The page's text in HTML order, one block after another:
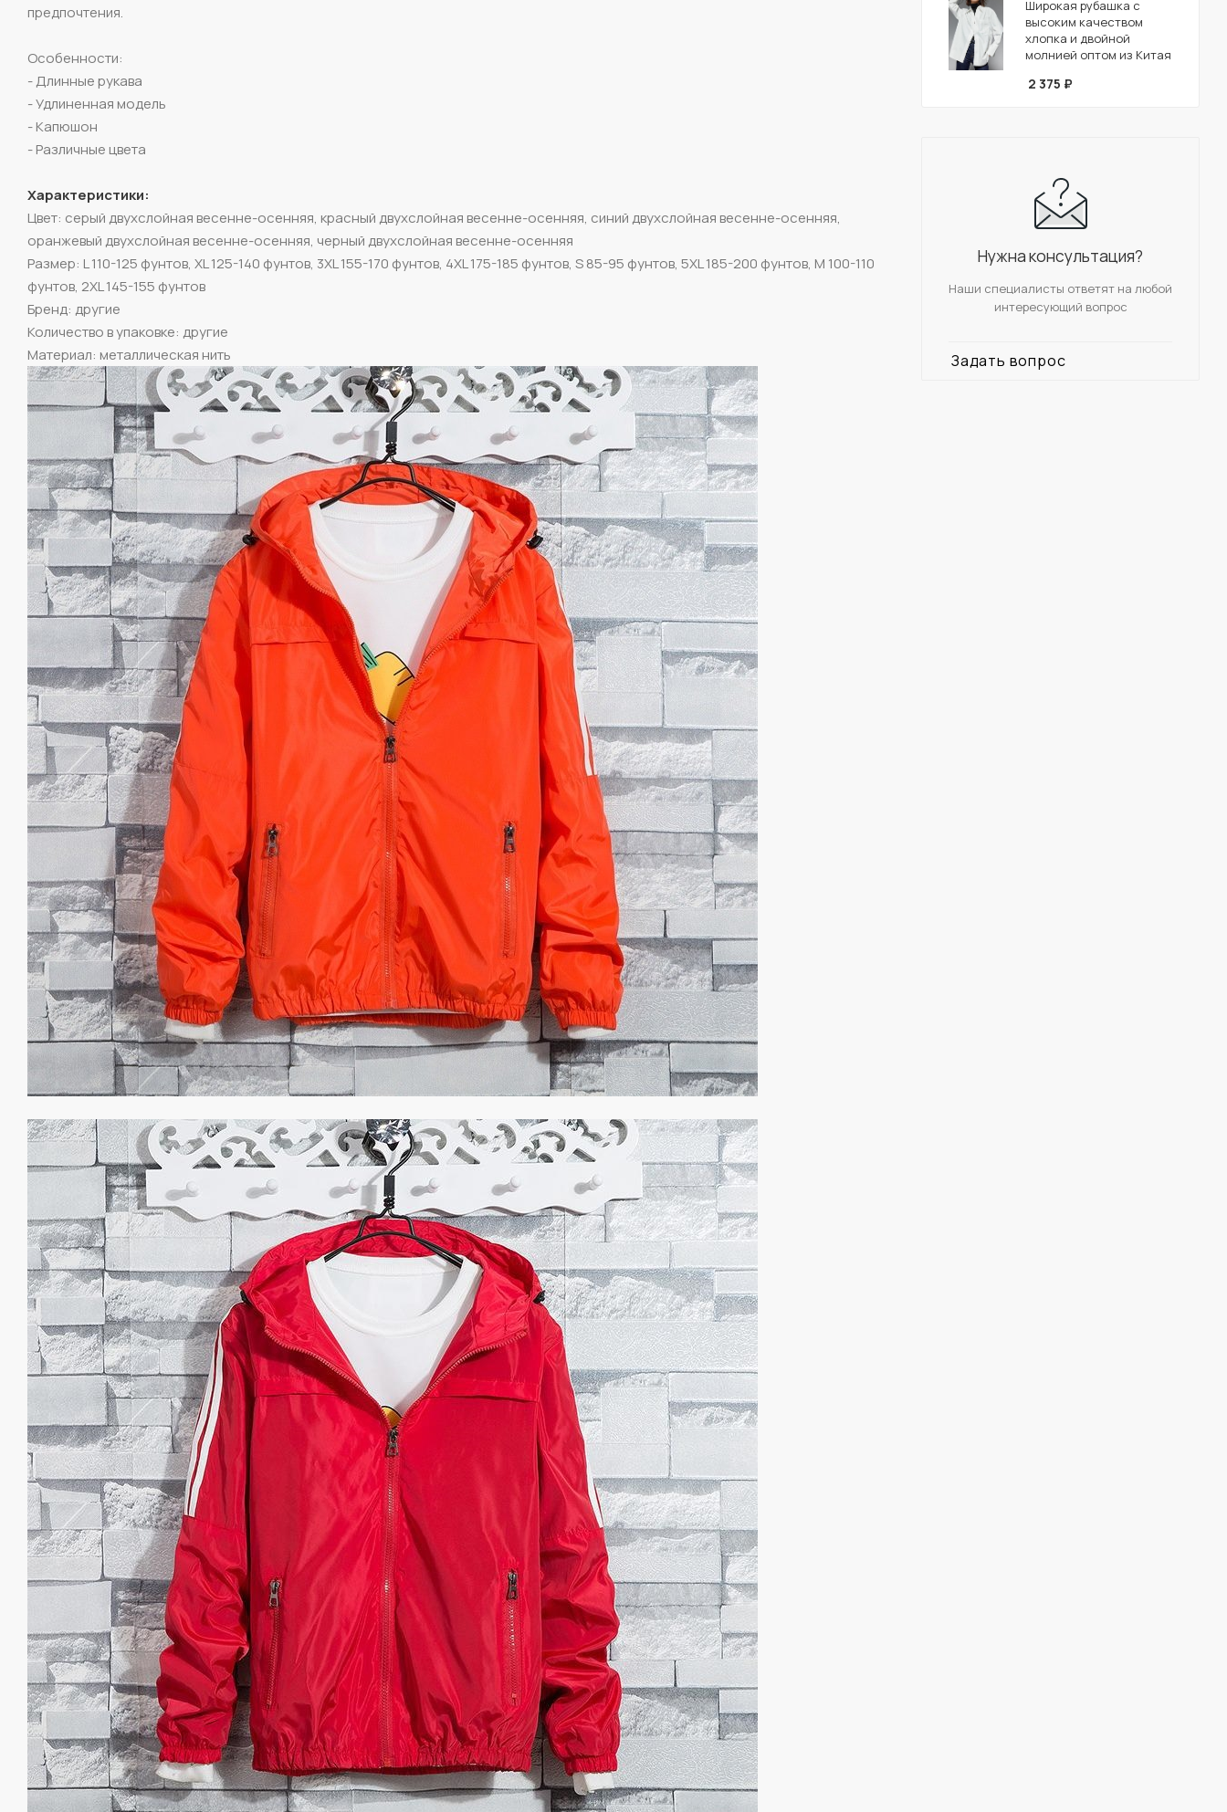
предпочтения.
Особенности:
- Длинные рукава
- Удлиненная модель
- Капюшон
- Различные цвета
Характеристики:
Цвет: серый двухслойная весенне-осенняя, красный двухслойная весенне-осенняя, синий двухслойная весенне-осенняя,
оранжевый двухслойная весенне-осенняя, черный двухслойная весенне-осенняя
Размер: L 110-125 фунтов, XL 125-140 фунтов, 3XL 155-170 фунтов, 4XL 175-185 фунтов, S 85-95 фунтов, 5XL 185-200 фунтов, M 100-110
фунтов, 2XL 145-155 фунтов
Бренд: другие
Количество в упаковке: другие
Материал: металлическая нить
Широкая рубашка с
высоким качеством
хлопка и двойной
молнией оптом из Китая
2 375 ₽
Нужна консультация?
Наши специалисты ответят на любой
интересующий вопрос
Задать вопрос